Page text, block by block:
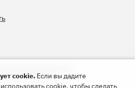
«Север»
cookie. Если вы дадите
cookie, чтобы сделать